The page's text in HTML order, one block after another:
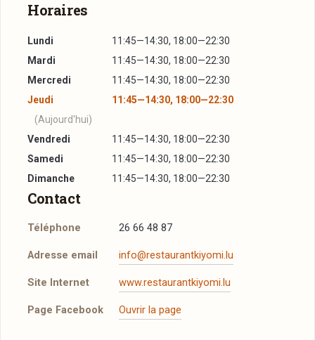
Horaires
Lundi
11:45—14:30, 18:00—22:30
Mardi
11:45—14:30, 18:00—22:30
Mercredi
11:45—14:30, 18:00—22:30
Jeudi
11:45—14:30, 18:00—22:30
(Aujourd'hui)
Vendredi
11:45—14:30, 18:00—22:30
Samedi
11:45—14:30, 18:00—22:30
Dimanche
11:45—14:30, 18:00—22:30
Contact
Téléphone 26 66 48 87
Adresse email info@restaurantkiyomi.lu
Site Internet www.restaurantkiyomi.lu
Page Facebook Ouvrir la page